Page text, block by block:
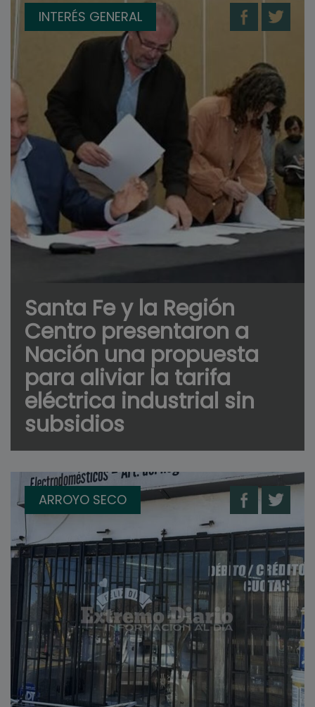
INTERÉS GENERAL
Santa Fe y la Región
Centro presentaron a
Nación una propuesta
para aliviar la tarifa
eléctrica industrial sin
subsidios
ARROYO SECO